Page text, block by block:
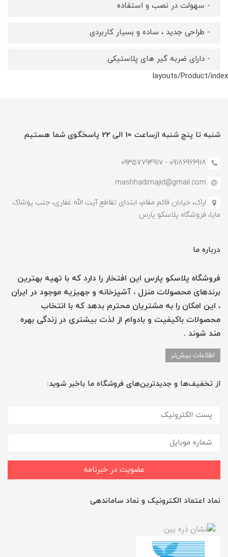
- سهولت در نصب و استفاده
- طراحی جدید ، ساده و بسیار کاربردی
- دارای ضربه گیر های پلاستیکی
layouts/Product/index
شنبه تا پنج شنبه ازساعت 10 الی 22 پاسخگوی شما هستیم
09186966918 - 0935779491۷
mashhadimajid@gmail.com
اراک، خیابان قائم مقام، ابتدای تقاطع آیت الله غفاری، جنب پوشاک
مایا، فروشگاه پلاسکو پارس
درباره ما
فروشگاه پلاسکو پارس این افتخار را دارد که با تهیه بهترین
برندهای محصولات منزل ، آشپزخانه و جهیزیه موجود در ایران
، این امکان را به مشتریان محترم بدهد که با انتخاب
محصولات باکیفیت و بادوام از لذت بیشتری در زندگی بهره
مند شوند .
اطلاعات بیش‌تر
از تخفیف‌ها و جدیدترین‌های فروشگاه ما باخبر شوید:
عضویت در خبرنامه
نماد اعتماد الکترونیک و نماد ساماندهی